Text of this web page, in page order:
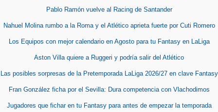
Pablo Ramón vuelve al Racing de Santander
Nahuel Molina rumbo a la Roma y el Atlético aprieta fuerte por Cuti Romero
Los Equipos con mejor calendario en Agosto para tu Fantasy en LaLiga
Aston Villa quiere a Ruggeri y podría salir del Atlético
Las posibles sorpresas de la Pretemporada LaLiga 2026/27 en clave Fantasy
Fran González ficha por el Sevilla: Dura competencia con Vlachodimos
Jugadores que fichar en tu Fantasy para antes de empezar la temporada